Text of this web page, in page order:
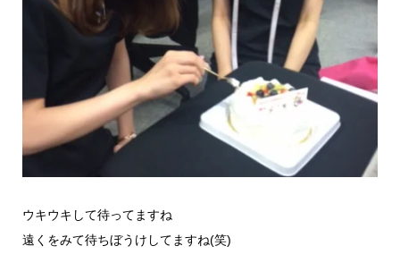
ウキウキして待ってますね
遠くをみて待ちぼうけしてますね(笑)